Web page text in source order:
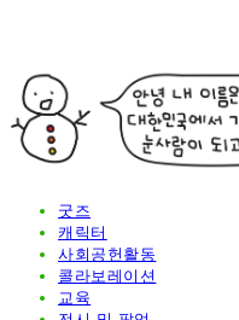
굿즈
캐릭터
사회공헌활동
콜라보레이션
교육